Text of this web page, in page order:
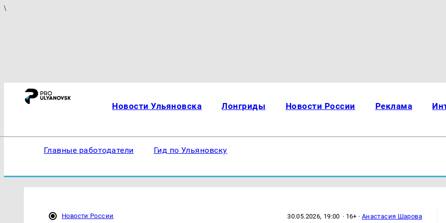
\
Новости Ульяновска Лонгриды Новости России Реклама
Главные работодатели Гид по Ульяновску
Новости России 30.05.2026, 19:00 · 16+ · Анастасия Шарова